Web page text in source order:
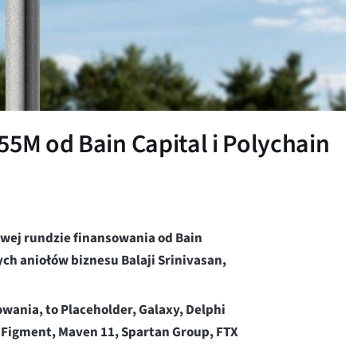
od Bain Capital i Polychain
rundzie finansowania od Bain
aniołów biznesu Balaji Srinivasan,
to Placeholder, Galaxy, Delphi
Maven 11, Spartan Group, FTX